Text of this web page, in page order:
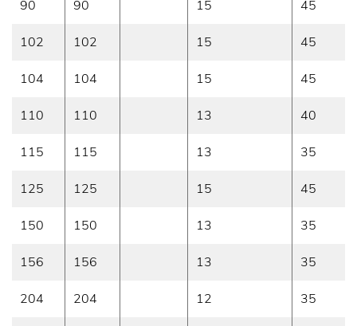
90 90 15 45
102 102 15 45
104 104 15 45
110 110 13 40
115 115 13 35
125 125 15 45
150 150 13 35
156 156 13 35
204 204 12 35